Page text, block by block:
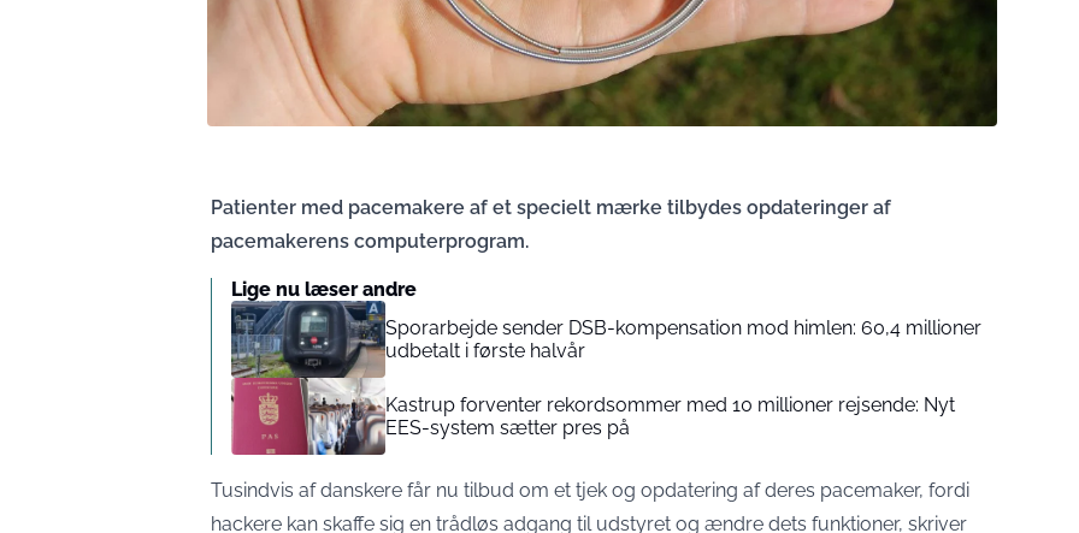
Patienter med pacemakere af et specielt mærke tilbydes opdateringer af
pacemakerens computerprogram.
Lige nu læser andre
Sporarbejde sender DSB-kompensation mod himlen: 60,4 millioner
udbetalt i første halvår
Kastrup forventer rekordsommer med 10 millioner rejsende: Nyt
EES-system sætter pres på
Tusindvis af danskere får nu tilbud om et tjek og opdatering af deres pacemaker, fordi
hackere kan skaffe sig en trådløs adgang til udstyret og ændre dets funktioner, skriver